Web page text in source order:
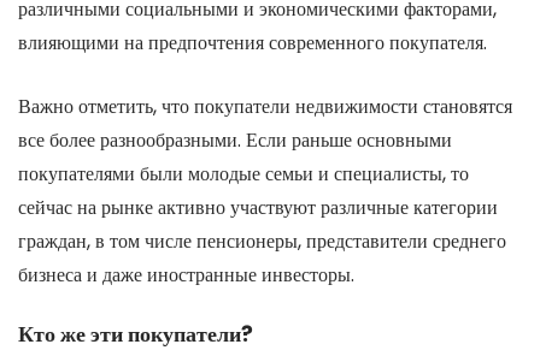
различными социальными и экономическими факторами,
влияющими на предпочтения современного покупателя.
Важно отметить, что покупатели недвижимости становятся
все более разнообразными. Если раньше основными
покупателями были молодые семьи и специалисты, то
сейчас на рынке активно участвуют различные категории
граждан, в том числе пенсионеры, представители среднего
бизнеса и даже иностранные инвесторы.
Кто же эти покупатели?